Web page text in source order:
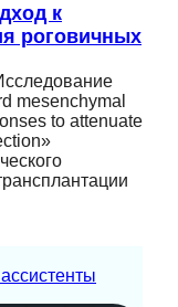
к
роговичных
mesenchymal
to attenuate